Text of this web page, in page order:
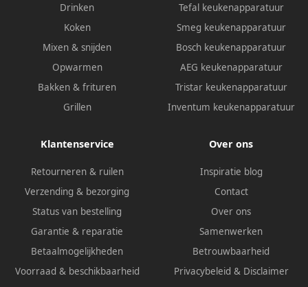
Drinken
Koken
Mixen & snijden
Opwarmen
Bakken & frituren
Grillen
Tefal keukenapparatuur
Smeg keukenapparatuur
Bosch keukenapparatuur
AEG keukenapparatuur
Tristar keukenapparatuur
Inventum keukenapparatuur
Klantenservice
Retourneren & ruilen
Verzending & bezorging
Status van bestelling
Garantie & reparatie
Betaalmogelijkheden
Voorraad & beschikbaarheid
Over ons
Inspiratie blog
Contact
Over ons
Samenwerken
Betrouwbaarheid
Privacybeleid & Disclaimer